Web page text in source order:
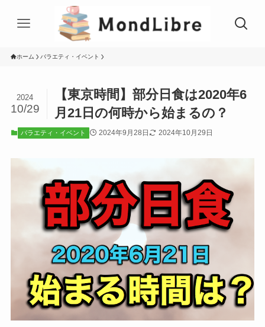
ホーム バラエティ・イベント
【東京時間】部分日食は2020年6
月21日の何時から始まるの？
2024
10/29
バラエティ・イベント 2024年9月28日 2024年10月29日